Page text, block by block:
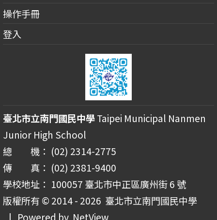
操作手冊
登入
臺北市立南門國民中學Taipei Municipal Nanmen
Junior High School
總 機： (02) 2314-2775
傳 真： (02) 2381-9400
學校地址： 100057 臺北市中正區廣州街 6 號
版權所有 © 2014 - 2026 臺北市立南門國民中學